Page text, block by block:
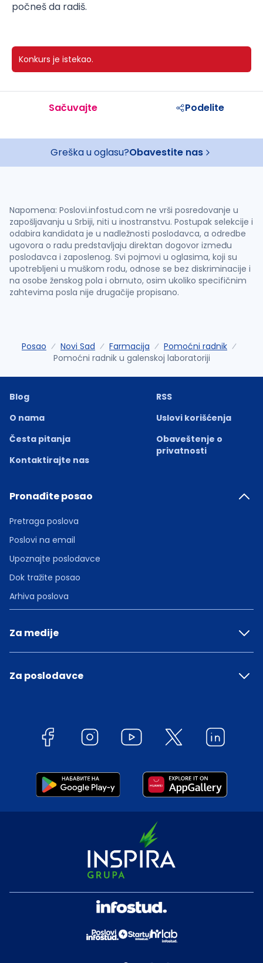
počneš da radiš.
Konkurs je istekao.
Sačuvajte Podelite
Greška u oglasu?Obavestite nas
Napomena: Poslovi.infostud.com ne vrši posredovanje u
zapošljavanju u Srbiji, niti u inostranstvu. Postupak selekcije i
odabira kandidata je u nadležnosti poslodavca, a odredbe
ugovora o radu predstavljaju direktan dogovor između
poslodavca i zaposlenog. Svi pojmovi u oglasima, koji su
upotrebljeni u muškom rodu, odnose se bez diskriminacije i
na osobe ženskog pola i obrnuto, osim ukoliko specifičnim
zahtevima posla nije drugačije propisano.
Posao Novi Sad Farmacija
Pomoćni radnik
Pomoćni radnik u galenskoj laboratoriji
Blog
O nama
Česta pitanja
Kontaktirajte nas
RSS
Uslovi korišćenja
Obaveštenje o
privatnosti
Pronađite posao
Pretraga poslova
Poslovi na email
Upoznajte poslodavce
Dok tražite posao
Arhiva poslova
Za medije
Za poslodavce